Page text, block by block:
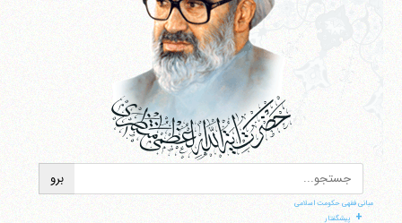
مبانی فقهی حکومت اسلامی
+ پیشگفتار